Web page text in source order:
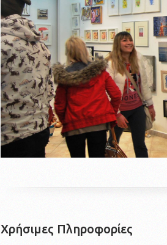
Χρήσιμες Πληροφορίες